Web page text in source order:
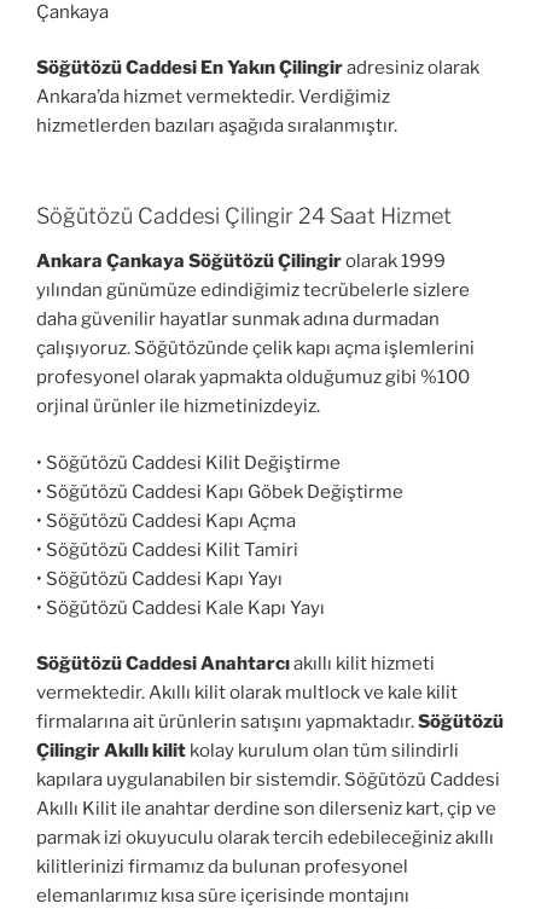
Söğütözü Caddesi En Yakın Çilingiradresiniz olarak
Ankara’da hizmet vermektedir. Verdiğimiz
hizmetlerden bazıları aşağıda sıralanmıştır.
Söğütözü Caddesi Çilingir 24 Saat Hizmet
Ankara Çankaya Söğütözü Çilingirolarak 1999
yılından günümüze edindiğimiz tecrübelerle sizlere
daha güvenilir hayatlar sunmak adına durmadan
çalışıyoruz. Söğütözünde çelik kapı açma işlemlerini
profesyonel olarak yapmakta olduğumuz gibi %100
orjinal ürünler ile hizmetinizdeyiz.
• Söğütözü Caddesi Kilit Değiştirme
• Söğütözü Caddesi Kapı Göbek Değiştirme
• Söğütözü Caddesi Kapı Açma
• Söğütözü Caddesi Kilit Tamiri
• Söğütözü Caddesi Kapı Yayı
• Söğütözü Caddesi Kale Kapı Yayı
Söğütözü Caddesi Anahtarcıakıllı kilit hizmeti
vermektedir. Akıllı kilit olarak multlock ve kale kilit
firmalarına ait ürünlerin satışını yapmaktadır.Söğütözü
Çilingir Akıllı kilit kolay kurulum olan tüm silindirli
kapılara uygulanabilen bir sistemdir. Söğütözü Caddesi
Akıllı Kilit ile anahtar derdine son dilerseniz kart, çip ve
parmak izi okuyuculu olarak tercih edebileceğiniz akıllı
kilitlerinizi firmamız da bulunan profesyonel
elemanlarımız kısa süre içerisinde montajını